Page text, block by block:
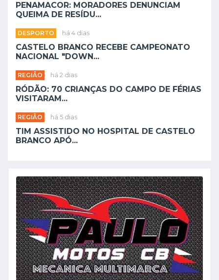
PENAMACOR: MORADORES DENUNCIAM
QUEIMA DE RESÍDU...
DESPORTO há 4 dias
CASTELO BRANCO RECEBE CAMPEONATO
NACIONAL "DOWN...
REGIÃO há 2 dias
RÓDÃO: 70 CRIANÇAS DO CAMPO DE FÉRIAS
VISITARAM...
REGIÃO há 5 dias
TIM ASSISTIDO NO HOSPITAL DE CASTELO
BRANCO APÓ...